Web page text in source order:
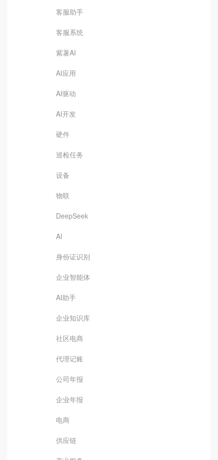
客服助手
客服系统
紫薯AI
AI应用
AI驱动
AI开发
硬件
巡检任务
设备
物联
DeepSeek
AI
身份证识别
企业智能体
AI助手
企业知识库
社区电商
代理记账
公司年报
企业年报
电商
供应链